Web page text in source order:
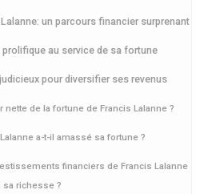
un parcours financier surprenant
au service de sa fortune
pour diversifier ses revenus
nette de la fortune de Francis Lalanne ?
a-t-il amassé sa fortune ?
financiers de Francis Lalanne
sa richesse ?